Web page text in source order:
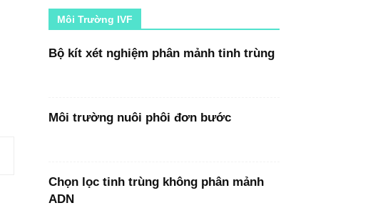
Môi Trường IVF
Bộ kít xét nghiệm phân mảnh tinh trùng
Môi trường nuôi phôi đơn bước
Chọn lọc tinh trùng không phân mảnh
ADN